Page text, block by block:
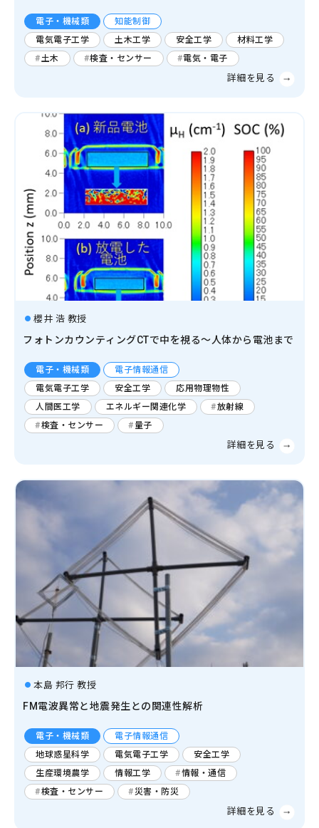
電子・機械類
知能制御
電気電子工学
土木工学 安全工学
材料工学
土木
検査・センサー 電気・電子
櫻井 浩 教授
フォトンカウンティングCTで中を視る～人体から電池まで
電子・機械類
電子情報通信
電気電子工学
安全工学
応用物理物性
人間医工学
エネルギー関連化学
放射線
検査・センサー
量子
本島 邦行 教授
FM電波異常と地震発生との関連性解析
電子・機械類
電子情報通信
地球惑星科学
電気電子工学
安全工学
生産環境農学
情報工学
情報・通信
検査・センサー
災害・防災